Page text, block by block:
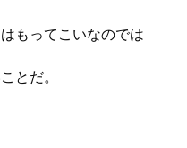
もってこいなのでは
とだ。